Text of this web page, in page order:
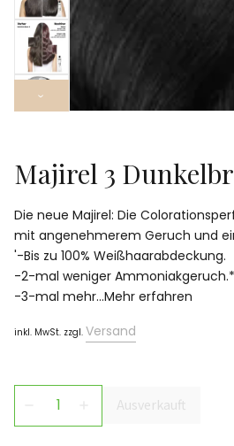
›
Majirel 3
Die neue Majirel: Die
mit angenehmerem Geruch und
'-Bis zu 100% Weißhaarabdeckung.​
-2-mal weniger Ammoniakgeruch.*​
-3-mal mehr...Mehr erfahren
inkl. MwSt. zzgl. Versand
Ausverkauft